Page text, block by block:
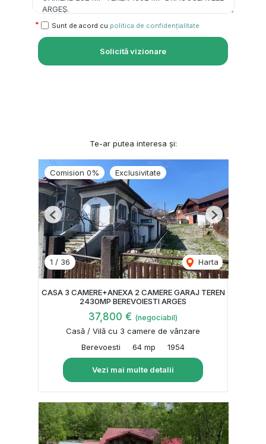
Sunt de acord cu politica de confidențialitate
Solicită vizionare
Te-ar putea interesa și:
Comision 0% Exclusivitate
1 / 36 Harta
Previous Next
CASA 3 CAMERE+ANEXA 2 CAMERE GARAJ TEREN
2430MP BEREVOIESTI ARGES
37,800 € (negociabil)
Casă / Vilă cu 3 camere de vânzare
Berevoesti
64 mp 1954
Vezi mai multe detalii